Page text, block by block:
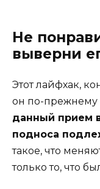
Не
выверни
Этот лайфхак,
он по-прежнему
данный прием
подноса
такое, что
только то, что